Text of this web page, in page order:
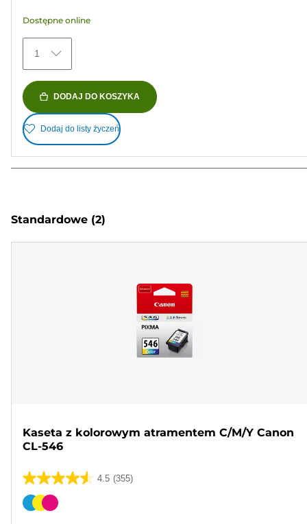
Dostępne online
1
DODAJ DO KOSZYKA
Dodaj do listy życzeń
Standardowe (2)
Kaseta z kolorowym atramentem C/M/Y Canon
CL-546
4.5 (355)
4.5
na
Wkład